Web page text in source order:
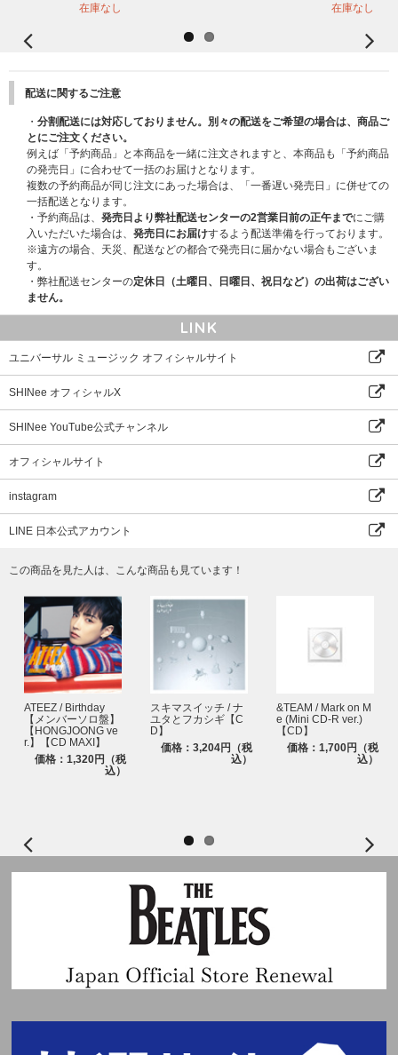
在庫なし
在庫なし
配送に関するご注意
・ 分割配送には対応しておりません。別々の配送をご希望の場合は、商品ご
とにご注文ください。
例えば「予約商品」と本商品を一緒に注文されますと、本商品も「予約商品
の発売日」に合わせて一括のお届けとなります。
複数の予約商品が同じ注文にあった場合は、「一番遅い発売日」に併せての
一括配送となります。
・予約商品は、 発売日より弊社配送センターの2営業日前の正午までにご購
入いただいた場合は、 発売日にお届けするよう配送準備を行っております。
※遠方の場合、天災、配送などの都合で発売日に届かない場合もございま
す。
・弊社配送センターの定休日（土曜日、日曜日、祝日など）の出荷はござい
ません。
LINK
ユニバーサル ミュージック オフィシャルサイト
SHINee オフィシャルX
SHINee YouTube公式チャンネル
オフィシャルサイト
instagram
LINE 日本公式アカウント
この商品を見た人は、こんな商品も見ています！
ATEEZ / Birthday
【メンバーソロ盤】
【HONGJOONG ve
r.】【CD MAXI】
価格：1,320円（税
込）
スキマスイッチ / ナ
ユタとフカシギ【C
D】
価格：3,204円（税
込）
&TEAM / Mark on M
e (Mini CD-R ver.)
【CD】
価格：1,700円（税
込）